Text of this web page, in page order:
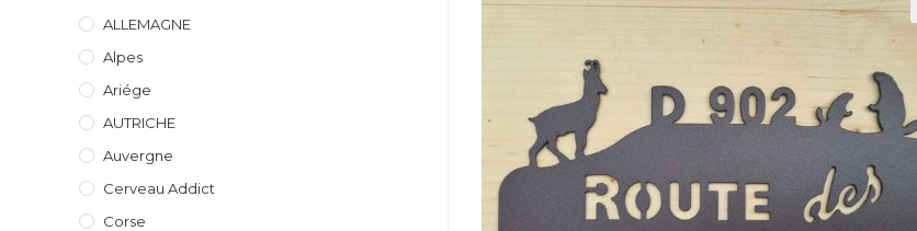
ALLEMAGNE
Alpes
Ariége
AUTRICHE
Auvergne
Cerveau Addict
Corse